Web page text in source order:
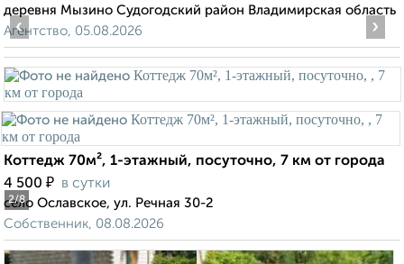
деревня Мызино Судогодский район Владимирская область
Агентство, 05.08.2026
2/8
‹ ›
Коттедж 70м², 1-этажный, посуточно, 7 км от города
4 500 ₽ в сутки
село Ославское, ул. Речная 30-2
Собственник, 08.08.2026